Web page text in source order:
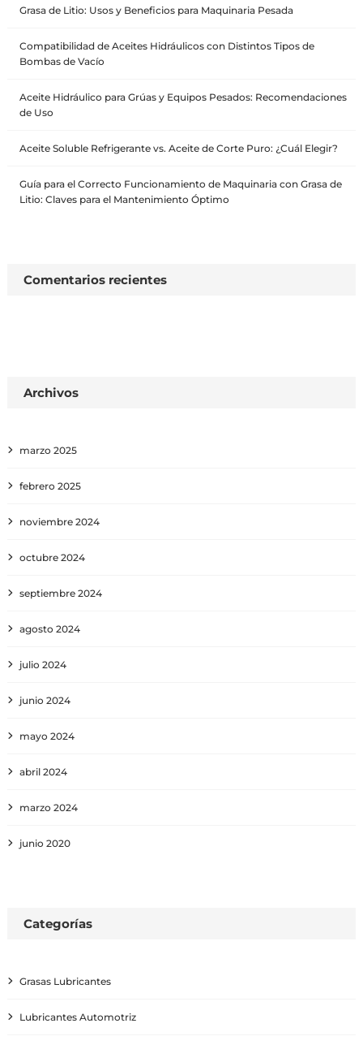
Grasa de Litio: Usos y Beneficios para Maquinaria Pesada
Compatibilidad de Aceites Hidráulicos con Distintos Tipos de
Bombas de Vacío
Aceite Hidráulico para Grúas y Equipos Pesados: Recomendaciones
de Uso
Aceite Soluble Refrigerante vs. Aceite de Corte Puro: ¿Cuál Elegir?
Guía para el Correcto Funcionamiento de Maquinaria con Grasa de
Litio: Claves para el Mantenimiento Óptimo
Comentarios recientes
Archivos
marzo 2025
febrero 2025
noviembre 2024
octubre 2024
septiembre 2024
agosto 2024
julio 2024
junio 2024
mayo 2024
abril 2024
marzo 2024
junio 2020
Categorías
Grasas Lubricantes
Lubricantes Automotriz